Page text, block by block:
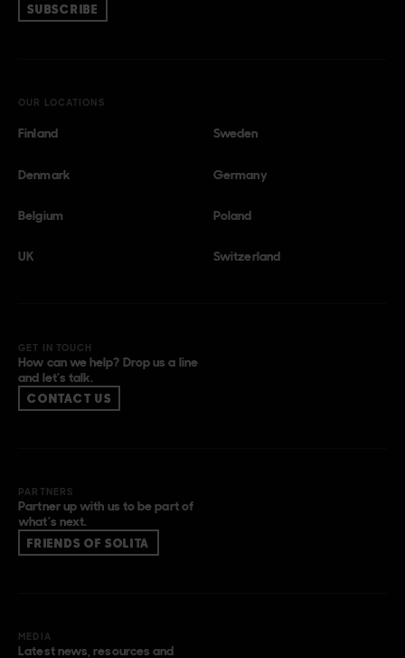
SUBSCRIBE
OUR LOCATIONS
Finland Sweden
Denmark Germany
Belgium Poland
UK Switzerland
GET IN TOUCH
How can we help? Drop us a line
and let’s talk.
CONTACT US
PARTNERS
Partner up with us to be part of
what’s next.
FRIENDS OF SOLITA
MEDIA
Latest news, resources and